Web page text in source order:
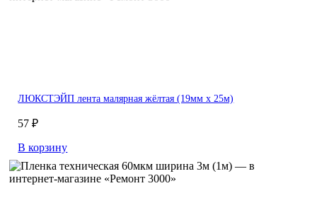
ЛЮКСТЭЙП лента малярная жёлтая (19мм х 25м)
57 ₽
В корзину